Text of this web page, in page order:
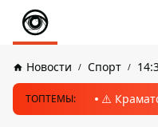
Новости Спорт
ТОПТЕМЫ: ⚠️